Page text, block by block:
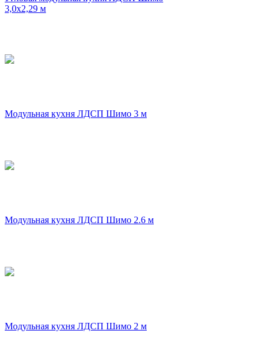
3,0х2,29 м
Модульная кухня ЛДСП Шимо 3 м
Модульная кухня ЛДСП Шимо 2.6 м
Модульная кухня ЛДСП Шимо 2 м